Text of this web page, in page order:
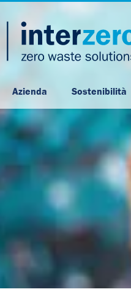
Azienda Sostenibilità